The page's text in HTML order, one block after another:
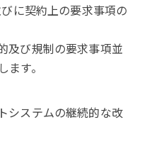
に契約上の要求事項の
及び規制の要求事項並
す。
システムの継続的な改